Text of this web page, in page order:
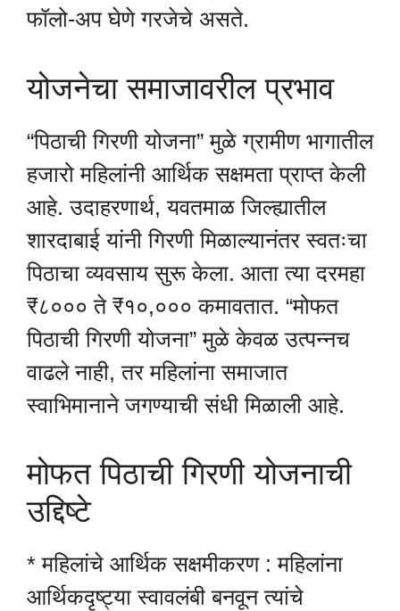
फॉलो-अप घेणे गरजेचे असते.
योजनेचा समाजावरील प्रभाव
“पिठाची गिरणी योजना” मुळे ग्रामीण भागातील
हजारो महिलांनी आर्थिक सक्षमता प्राप्त केली
आहे. उदाहरणार्थ, यवतमाळ जिल्ह्यातील
शारदाबाई यांनी गिरणी मिळाल्यानंतर स्वतःचा
पिठाचा व्यवसाय सुरू केला. आता त्या दरमहा
₹८००० ते ₹१०,००० कमावतात. “मोफत
पिठाची गिरणी योजना” मुळे केवळ उत्पन्नच
वाढले नाही, तर महिलांना समाजात
स्वाभिमानाने जगण्याची संधी मिळाली आहे.
मोफत पिठाची गिरणी योजनाची
उद्दिष्टे
* महिलांचे आर्थिक सक्षमीकरण : महिलांना
आर्थिकदृष्ट्या स्वावलंबी बनवून त्यांचे